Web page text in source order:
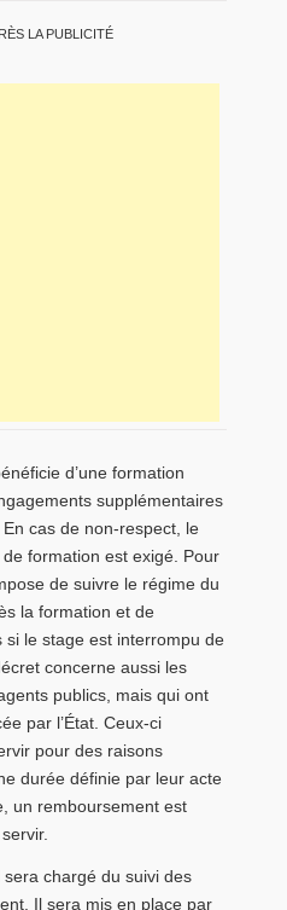
LA PUBLICITÉ
d’une formation
supplémentaires
cas de non-respect, le
formation est exigé. Pour
de suivre le régime du
la formation et de
si le stage est interrompu de
concerne aussi les
publics, mais qui ont
par l’État. Ceux-ci
pour des raisons
durée définie par leur acte
un remboursement est
chargé du suivi des
Il sera mis en place par